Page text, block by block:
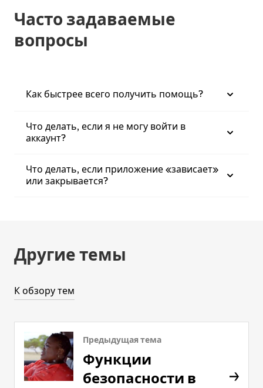
Часто задаваемые
вопросы
Как быстрее всего получить помощь?
Что делать, если я не могу войти в
аккаунт?
Что делать, если приложение «зависает»
или закрывается?
Другие темы
К обзору тем
Предыдущая тема
Функции
безопасности в